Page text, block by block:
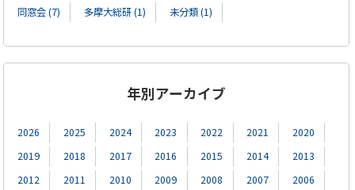
同窓会 (7)
多摩大総研 (1) 未分類 (1)
年別アーカイブ
2026 2025 2024 2023 2022 2021
2020
2019
2018 2017 2016 2015 2014
2013
2012
2011 2010 2009 2008 2007
2006